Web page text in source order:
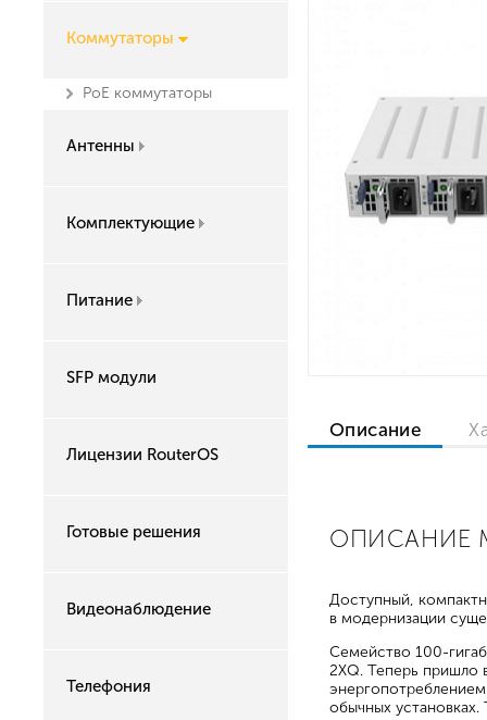
Коммутаторы
PoE коммутаторы
Антенны
Комплектующие
Питание
SFP модули
Лицензии RouterOS
Готовые решения
Видеонаблюдение
Телефония
Описание
ОПИСАНИЕ
Доступный,
в модернизации
Семейство 100-
2XQ. Теперь пришло
обычных